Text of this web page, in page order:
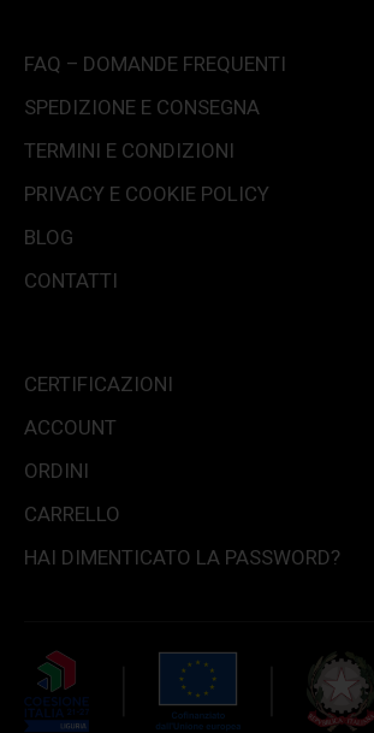
FAQ – DOMANDE FREQUENTI
SPEDIZIONE E CONSEGNA
TERMINI E CONDIZIONI
PRIVACY E COOKIE POLICY
BLOG
CONTATTI
CERTIFICAZIONI
ACCOUNT
ORDINI
CARRELLO
HAI DIMENTICATO LA PASSWORD?